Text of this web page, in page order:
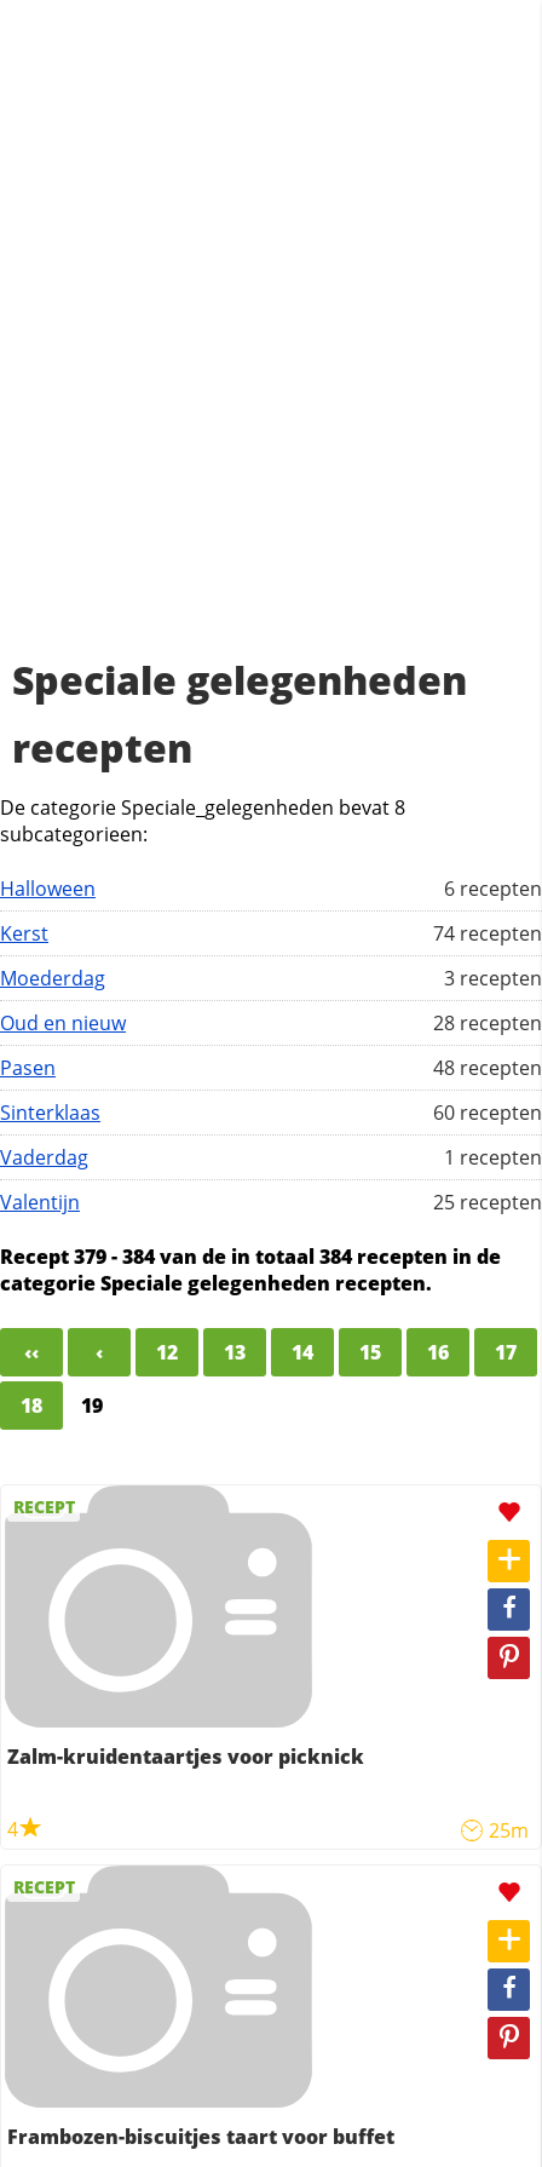
Speciale gelegenheden
recepten
De categorie Speciale_gelegenheden bevat 8
subcategorieen:
6 recepten
Halloween
74 recepten
Kerst
3 recepten
Moederdag
28 recepten
Oud en nieuw
48 recepten
Pasen
60 recepten
Sinterklaas
1 recepten
Vaderdag
25 recepten
Valentijn
Recept 379 - 384 van de in totaal 384 recepten in de
categorie Speciale gelegenheden recepten.
‹‹ ‹ 12 13 14 15 16
17
18
19
RECEPT
Zalm-kruidentaartjes voor picknick
4 25m
RECEPT
Frambozen-biscuitjes taart voor buffet